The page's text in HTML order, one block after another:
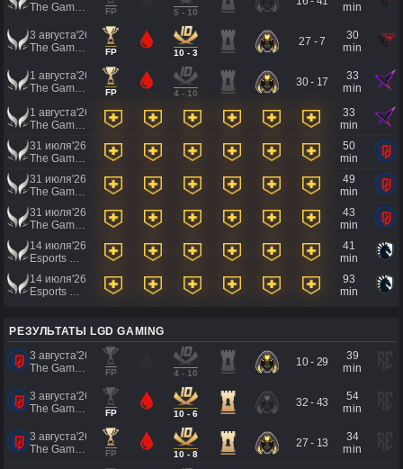
FP 5 - 10
min
3 августа'26
FP 10 - 3
27 - 7
30
min
1 августа'26
FP 4 - 10
30 - 17
33
min
1 августа'26
33
min
31 июля'26
50
min
31 июля'26
49
min
31 июля'26
43
min
14 июля'26
41
min
14 июля'26
93
min
РЕЗУЛЬТАТЫ LGD GAMING
3 августа'26
FP 4 - 10
10 - 29
39
min
3 августа'26
FP 10 - 6
32 - 43
54
min
3 августа'26
FP 10 - 8
27 - 13
34
min